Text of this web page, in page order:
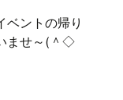
ベントの帰り
ませ～(＾◇